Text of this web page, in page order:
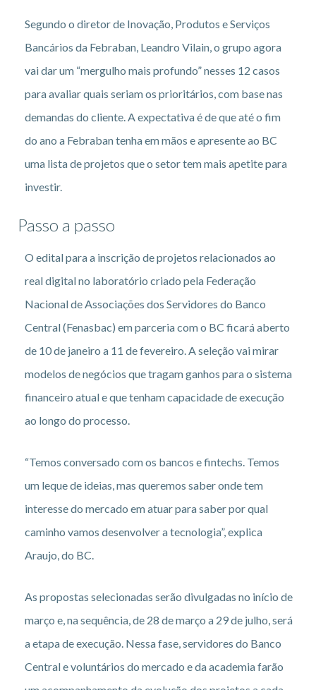
Segundo o diretor de Inovação, Produtos e Serviços
Bancários da Febraban, Leandro Vilain, o grupo agora
vai dar um “mergulho mais profundo” nesses 12 casos
para avaliar quais seriam os prioritários, com base nas
demandas do cliente. A expectativa é de que até o fim
do ano a Febraban tenha em mãos e apresente ao BC
uma lista de projetos que o setor tem mais apetite para
investir.
Passo a passo
O edital para a inscrição de projetos relacionados ao
real digital no laboratório criado pela Federação
Nacional de Associações dos Servidores do Banco
Central (Fenasbac) em parceria com o BC ficará aberto
de 10 de janeiro a 11 de fevereiro. A seleção vai mirar
modelos de negócios que tragam ganhos para o sistema
financeiro atual e que tenham capacidade de execução
ao longo do processo.
“Temos conversado com os bancos e fintechs. Temos
um leque de ideias, mas queremos saber onde tem
interesse do mercado em atuar para saber por qual
caminho vamos desenvolver a tecnologia”, explica
Araujo, do BC.
As propostas selecionadas serão divulgadas no início de
março e, na sequência, de 28 de março a 29 de julho, será
a etapa de execução. Nessa fase, servidores do Banco
Central e voluntários do mercado e da academia farão